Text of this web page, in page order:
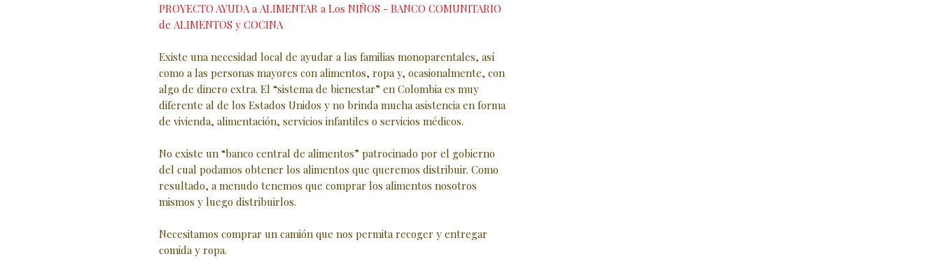
PROYECTO AYUDA a ALIMENTAR a Los NIÑOS - BANCO COMUNITARIO
de ALIMENTOS y COCINA
Existe una necesidad local de ayudar a las familias monoparentales, así
como a las personas mayores con alimentos, ropa y, ocasionalmente, con
algo de dinero extra. El “sistema de bienestar” en Colombia es muy
diferente al de los Estados Unidos y no brinda mucha asistencia en forma
de vivienda, alimentación, servicios infantiles o servicios médicos.
No existe un “banco central de alimentos” patrocinado por el gobierno
del cual podamos obtener los alimentos que queremos distribuir. Como
resultado, a menudo tenemos que comprar los alimentos nosotros
mismos y luego distribuirlos.
Necesitamos comprar un camión que nos permita recoger y entregar
comida y ropa.